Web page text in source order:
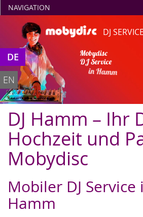
DJ SERVICE
Mobydisc
DJ Service
in Hamm
NAVIGATION
DE
EN
DJ Hamm – Ihr
Hochzeit und
Mobydisc
Mobiler DJ Service
Hamm